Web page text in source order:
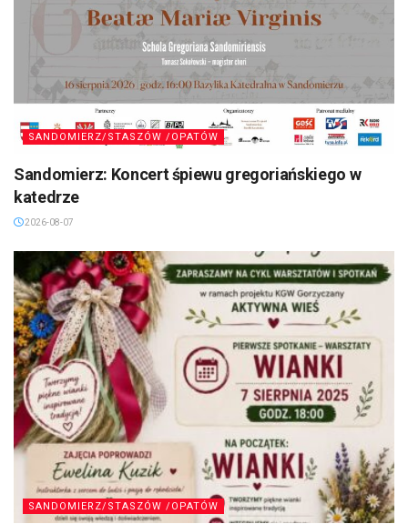
SANDOMIERZ/STASZÓW /OPATÓW
Sandomierz: Koncert śpiewu gregoriańskiego w
katedrze
2026-08-07
SANDOMIERZ/STASZÓW /OPATÓW